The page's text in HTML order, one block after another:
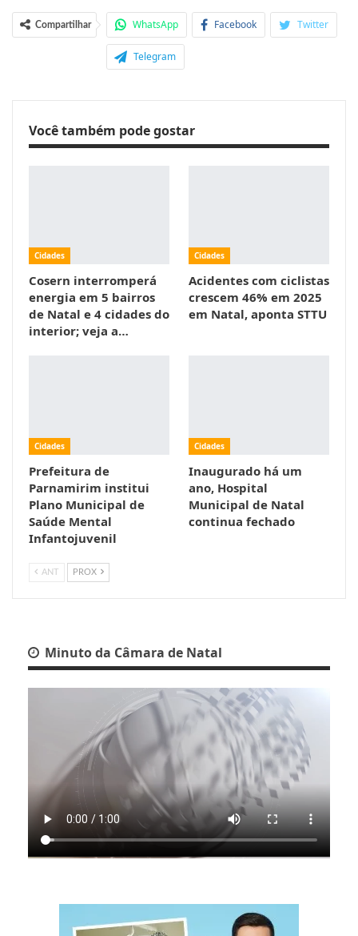
Compartilhar WhatsApp Facebook Twitter
Telegram
Você também pode gostar
Cidades
Cosern interromperá
energia em 5 bairros
de Natal e 4 cidades do
interior; veja a…
Cidades
Acidentes com ciclistas
crescem 46% em 2025
em Natal, aponta STTU
Cidades
Prefeitura de
Parnamirim institui
Plano Municipal de
Saúde Mental
Infantojuvenil
Cidades
Inaugurado há um
ano, Hospital
Municipal de Natal
continua fechado
ANT PROX
Minuto da Câmara de Natal